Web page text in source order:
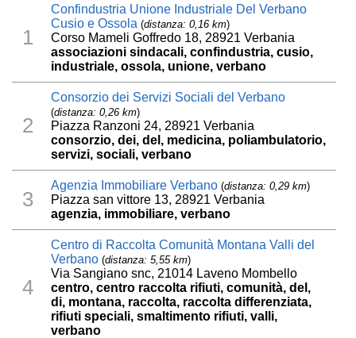
1
Confindustria Unione Industriale Del Verbano
Cusio e Ossola (distanza: 0,16 km)
Corso Mameli Goffredo 18, 28921 Verbania
associazioni sindacali, confindustria, cusio,
industriale, ossola, unione, verbano
2
Consorzio dei Servizi Sociali del Verbano
(distanza: 0,26 km)
Piazza Ranzoni 24, 28921 Verbania
consorzio, dei, del, medicina, poliambulatorio,
servizi, sociali, verbano
3
Agenzia Immobiliare Verbano (distanza: 0,29 km)
Piazza san vittore 13, 28921 Verbania
agenzia, immobiliare, verbano
4
Centro di Raccolta Comunità Montana Valli del
Verbano (distanza: 5,55 km)
Via Sangiano snc, 21014 Laveno Mombello
centro, centro raccolta rifiuti, comunità, del,
di, montana, raccolta, raccolta differenziata,
rifiuti speciali, smaltimento rifiuti, valli,
verbano